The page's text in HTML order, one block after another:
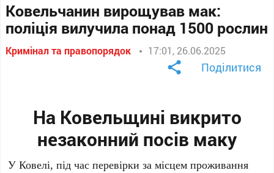
Ковельчанин вирощував мак:
поліція вилучила понад 1500 рослин
Кримінал та правопорядок 17:01, 26.06.2025
Поділитися
На Ковельщині викрито
незаконний посів маку
У Ковелі, під час перевірки за місцем проживання